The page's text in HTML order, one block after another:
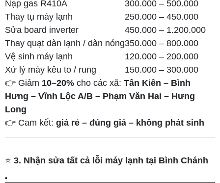
Nạp gas R410A
300.000 – 500.000
Thay tụ máy lạnh
250.000 – 450.000
Sửa board inverter
450.000 – 1.200.000
Thay quạt dàn lạnh / dàn nóng350.000 – 800.000
Vệ sinh máy lạnh
120.000 – 200.000
Xử lý máy kêu to / rung
150.000 – 300.000
👉 Giảm 10–20% cho các xã: Tân Kiên – Bình
Hưng – Vĩnh Lộc A/B – Phạm Văn Hai – Hưng
Long
👉 Cam kết: giá rẻ – đúng giá – không phát sinh
⭐ 3. Nhận sửa tất cả lỗi máy lạnh tại Bình Chánh